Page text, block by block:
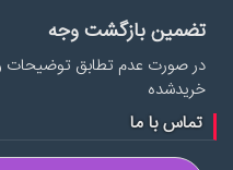
تضمین بازگشت وجه
در صورت عدم تطابق توضیحات
خریدشده
تماس با ما